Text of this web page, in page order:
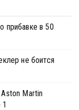
прибавке в 50
не боится
Martin